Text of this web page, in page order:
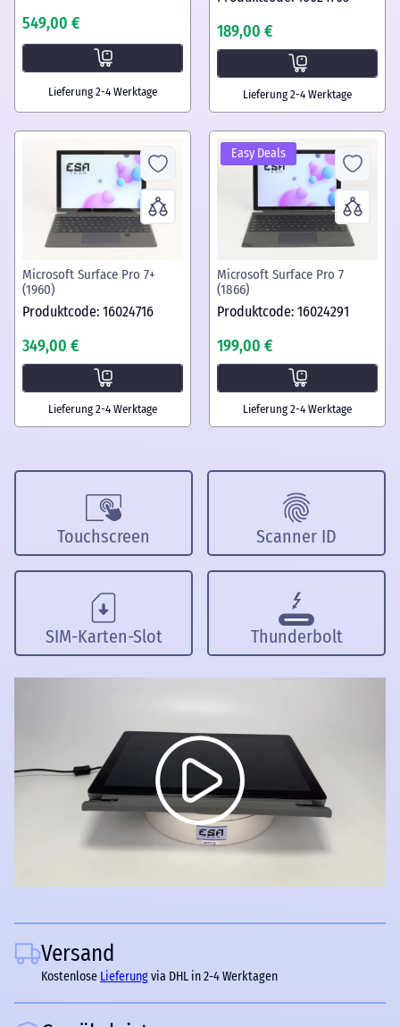
549,00 €
Lieferung 2-4 Werktage
189,00 €
Lieferung 2-4 Werktage
Microsoft Surface Pro 7+
(1960)
Produktcode: 16024716
349,00 €
Lieferung 2-4 Werktage
Easy Deals
Microsoft Surface Pro 7
(1866)
Produktcode: 16024291
199,00 €
Lieferung 2-4 Werktage
Touchscreen Scanner ID
SIM-Karten-Slot Thunderbolt
Versand
Kostenlose Lieferungvia DHL in 2-4 Werktagen